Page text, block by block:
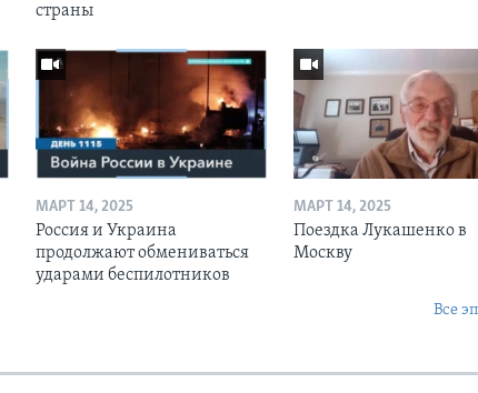
страны
МАРТ 14, 2025
Россия и Украина
продолжают обмениваться
ударами беспилотников
МАРТ 14, 2025
Поездка Лукашенко в
Москву
Все